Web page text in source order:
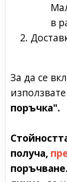
в
За да се
поръчка".
получа,
поръчване.